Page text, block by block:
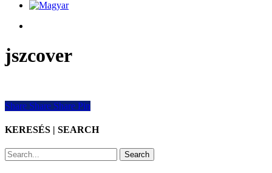
jszcover
Share
Share Share Share Pin
KERESÉS | SEARCH
Search